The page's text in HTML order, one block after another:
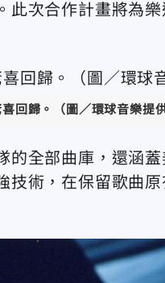
此次合作計畫將為
回歸。（圖／環球音樂提供
全部曲庫，還涵
術，在保留歌曲